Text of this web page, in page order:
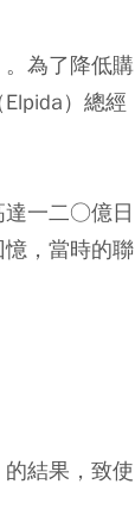
為了降低購
）總經
達一二○億日
，當時的聯
結果，致使